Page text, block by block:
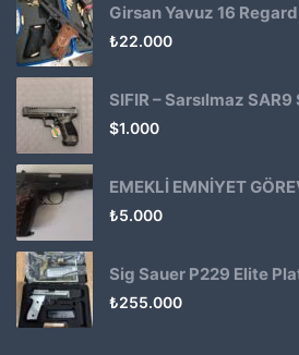
Girsan Yavuz 16
₺22.000
SIFIR – Sarsılmaz
$1.000
₺5.000
Sig Sauer P229 Elite
₺255.000